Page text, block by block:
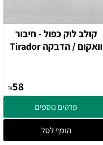
קולב לוק כפול - חיבור
וואקום / הדבקה Tirador
₪58
פרטים נוספים
הוסף לסל